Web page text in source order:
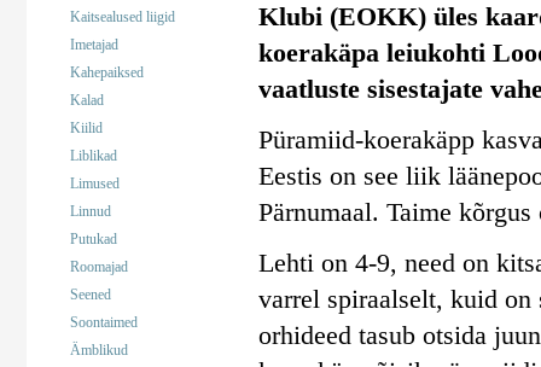
Kaitsealused liigid
Imetajad
Kahepaiksed
Kalad
Kiilid
Liblikad
Limused
Linnud
Putukad
Roomajad
Seened
Soontaimed
Ämblikud
Klubi (EOKK) üles
koerakäpa leiukohti
vaatluste sisestajate
Püramiid-koerakäpp
Eestis on see liik
Pärnumaal. Taime
Lehti on 4-9, need on
varrel spiraalselt, kuid on
orhideed tasub otsida